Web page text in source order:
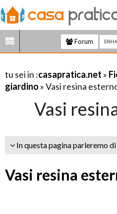
Forum
tu sei in :casapratica.net »
giardino » Vasi resina
Vasi
In questa pagina parleremo di
Vasi resina